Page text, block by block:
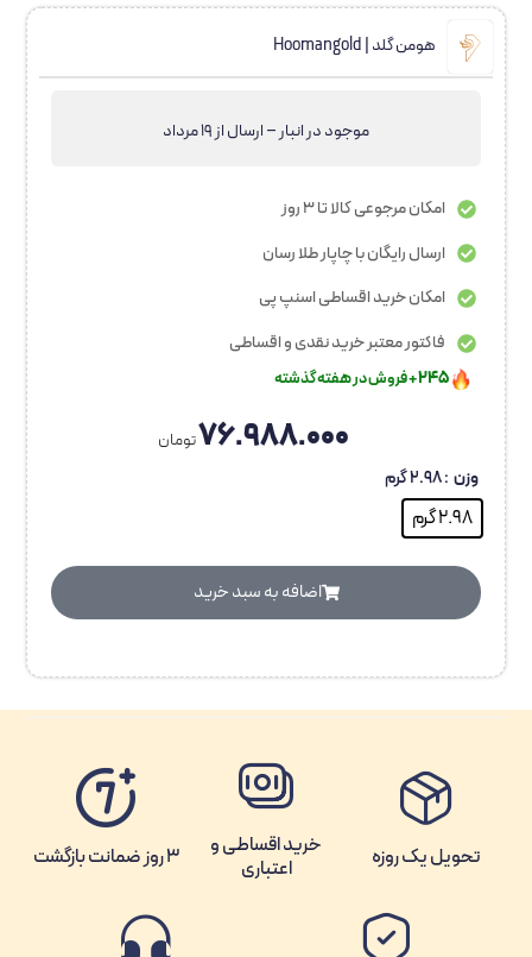
هومن گلد | Hoomangold
موجود در انبار – ارسال از 19 مرداد
امکان مرجوعی کالا تا 3 روز
ارسال رایگان با چاپار طلا رسان
امکان خرید اقساطی اسنپ پی
فاکتور معتبر خرید نقدی و اقساطی
۲۴۵+ فروش در هفته گذشته
+ نفر به این کالا علاقه دارند
در سبد خرید
رضایت بالای کاربران
+ فروش در هفته گذشته
۷۶.۹۸۸.۰۰۰تومان
وزن : 2.98 گرم
2.98 گرم
اضافه‌ به سبد خرید
تحویل یک روزه
خرید اقساطی و
اعتباری
3 روز ضمانت بازگشت